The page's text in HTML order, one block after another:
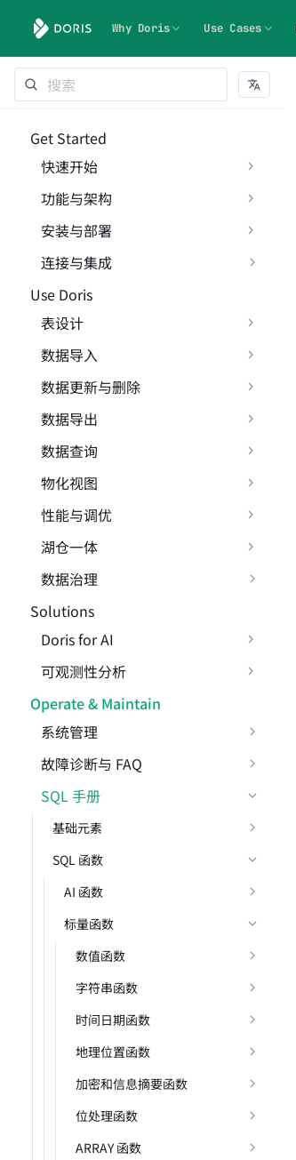
Why Doris Use Cases
Get Started
快速开始
功能与架构
安装与部署
连接与集成
Use Doris
表设计
数据导入
数据更新与删除
数据导出
数据查询
物化视图
性能与调优
湖仓一体
数据治理
Solutions
Doris for AI
可观测性分析
Operate & Maintain
系统管理
故障诊断与 FAQ
SQL 手册
基础元素
SQL 函数
AI 函数
标量函数
数值函数
字符串函数
时间日期函数
地理位置函数
加密和信息摘要函数
位处理函数
ARRAY 函数